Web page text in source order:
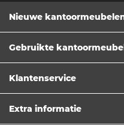
Nieuwe
Gebruikte
Klantenservice
Extra informatie